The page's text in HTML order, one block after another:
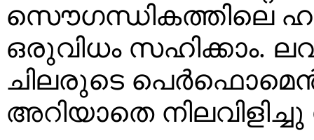
സൌഗന്ധികത്തിലെ
ഒരുവിധം സഹിക്കാം.
ചിലരുടെ
അറിയാതെ